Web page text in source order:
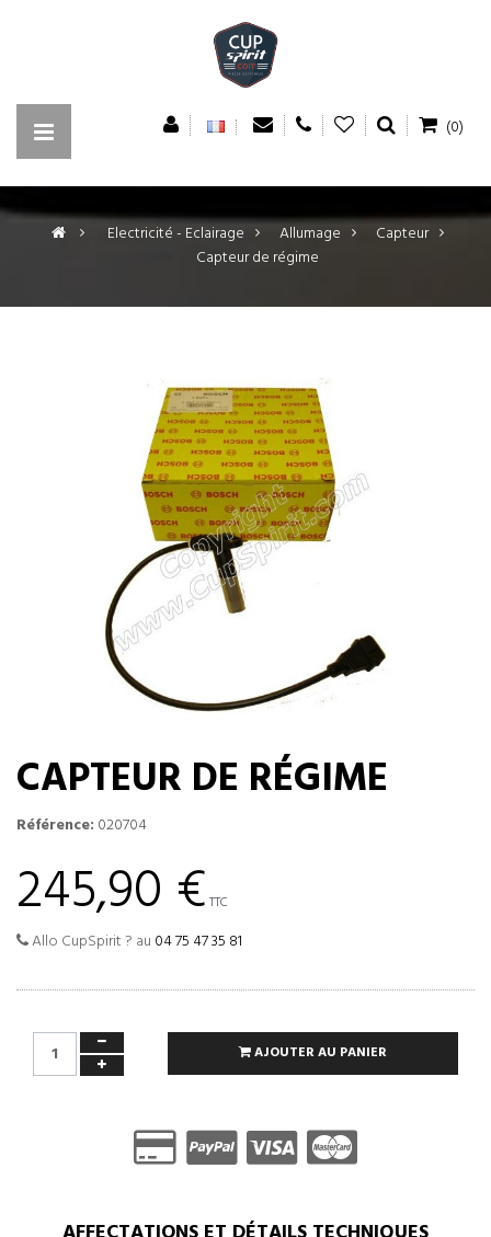
(0)
> Electricité - Eclairage > Allumage >
Capteur
Capteur de régime
CAPTEUR DE RÉGIME
Référence: 020704
245,90 € TTC
Allo CupSpirit ? au 04 75 47 35 81
AJOUTER AU PANIER